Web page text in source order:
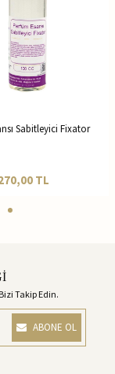
Sabitleyici Fixator
TL
Takip Edin.
ABONE OL